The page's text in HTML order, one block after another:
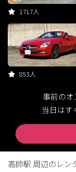
1717人
853人
事前の
当日はす
高師駅 周辺のレン